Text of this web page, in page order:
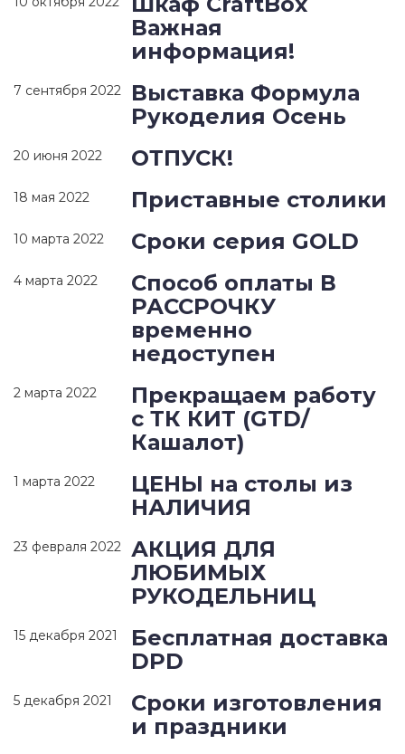
Важная
информация!
7 сентября 2022
Выставка Формула
Рукоделия Осень
20 июня 2022 ОТПУСК!
18 мая 2022 Приставные столики
10 марта 2022 Сроки серия GOLD
4 марта 2022
Способ оплаты В
РАССРОЧКУ
временно
недоступен
2 марта 2022
Прекращаем работу
с ТК КИТ (GTD/
Кашалот)
1 марта 2022
ЦЕНЫ на столы из
НАЛИЧИЯ
23 февраля 2022
АКЦИЯ ДЛЯ
ЛЮБИМЫХ
РУКОДЕЛЬНИЦ
15 декабря 2021
Бесплатная доставка
DPD
5 декабря 2021
Сроки изготовления
и праздники